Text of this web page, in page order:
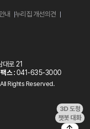
3D 도청
챗봇 대화
내
누리집 개선의견
로 21
스 :041-635-3000
Rights Reserved.